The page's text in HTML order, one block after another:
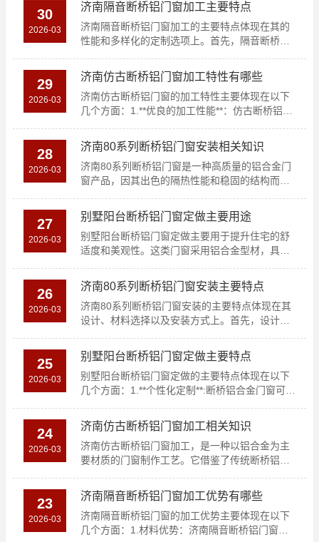
30
2026-03
济南隔音断桥铝门窗加工主要特点
济南隔音断桥铝门窗加工的主要特点体现在其的
性能和多样化的定制选项上。首先，隔音断桥铝
29
2026-03
济南仿古断桥铝门窗加工特性有哪些
济南仿古断桥铝门窗的加工特性主要体现在以下
几个方面：1.**优良的加工性能**：仿古断桥铝门
28
2026-03
济南80系列断桥铝门窗安装相关知识
济南80系列断桥铝门窗是一种高质量的铝合金门
窗产品，因其出色的隔热性能和稳固的结构而受
27
2026-03
别墅阳台断桥铝门窗定做主要用途
别墅阳台断桥铝门窗定做主要用于提升住宅的舒
适度和美观性。这类门窗采用铝合金型材，具有
26
2026-03
济南80系列断桥铝门窗安装主要特点
济南80系列断桥铝门窗安装的主要特点体现在其
设计、材料选择以及安装方式上。首先，设计上
25
2026-03
别墅阳台断桥铝门窗定做主要特点
别墅阳台断桥铝门窗定做的主要特点体现在以下
几个方面：1.**个性化定制**:断桥铝合金门窗可根
24
2026-03
济南仿古断桥铝门窗加工相关知识
济南仿古断桥铝门窗加工，是一种以铝合金为主
要材质的门窗制作工艺。它借鉴了传统断桥铝窗
23
2026-03
济南隔音断桥铝门窗加工优势有哪些
济南隔音断桥铝门窗的加工优势主要体现在以下
几个方面：1.材料优势：济南隔音断桥铝门窗采